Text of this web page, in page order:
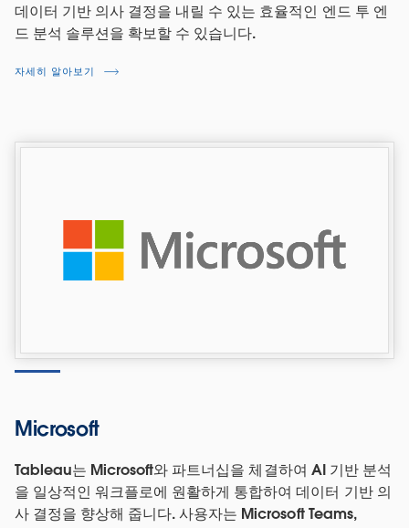
데이터 기반 의사 결정을 내릴 수 있는 효율적인 엔드 투 엔
드 분석 솔루션을 확보할 수 있습니다.
자세히 알아보기
Microsoft
Tableau는 Microsoft와 파트너십을 체결하여 AI 기반 분석
을 일상적인 워크플로에 원활하게 통합하여 데이터 기반 의
사 결정을 향상해 줍니다. 사용자는 Microsoft Teams,